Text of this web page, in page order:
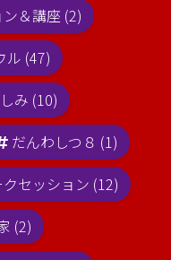
＆講座 (2)
ル (47)
み (10)
だんわしつ８ (1)
クセッション (12)
(2)